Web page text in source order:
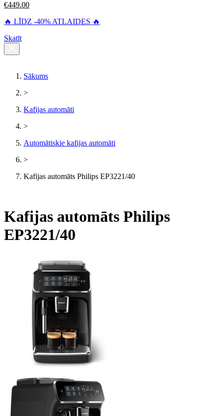
€449.00
🔥 LĪDZ -40% ATLAIDES 🔥
Skatīt
Sākums
>
Kafijas automāti
>
Automātiskie kafijas automāti
>
Kafijas automāts Philips EP3221/40
Kafijas automāts Philips
EP3221/40